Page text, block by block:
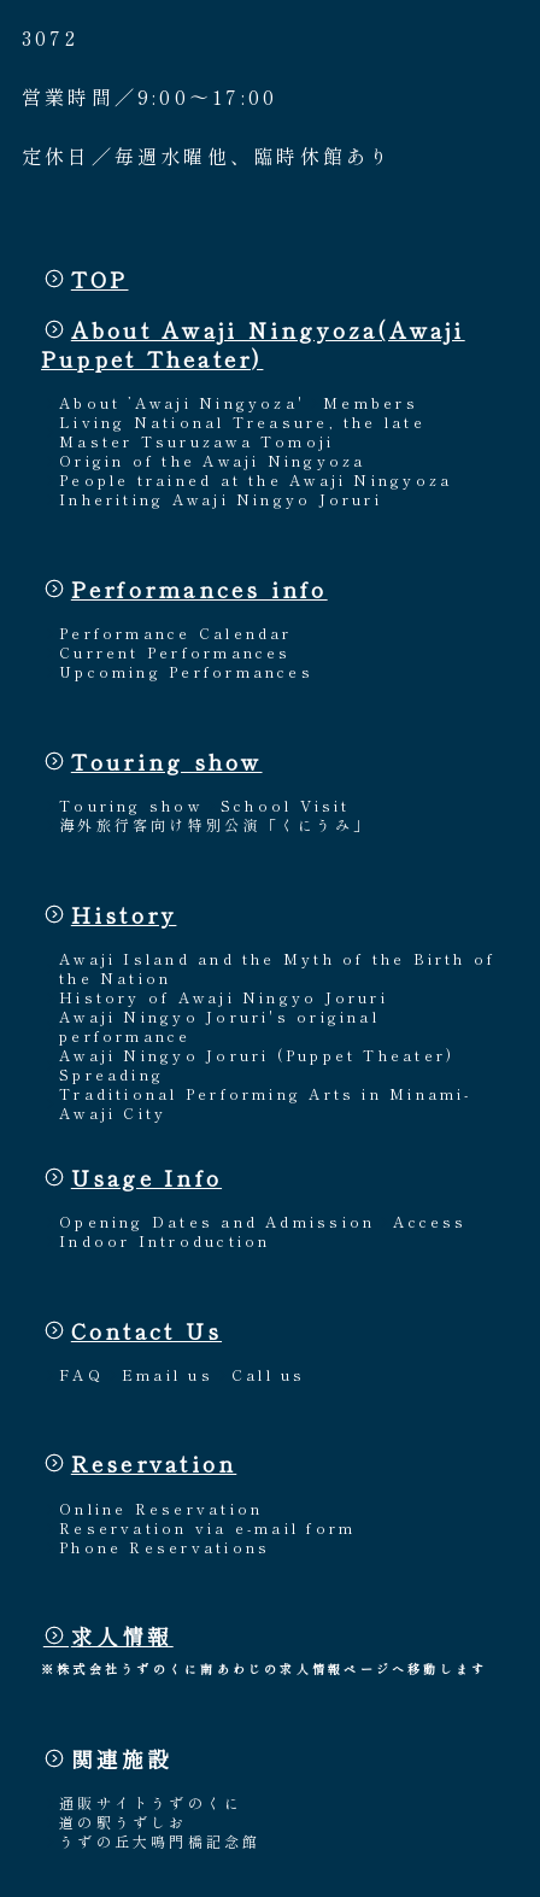
3072
営業時間／9:00〜17:00
定休日／毎週水曜他、臨時休館あり
TOP
About Awaji Ningyoza(Awaji
Puppet Theater)
About ’Awaji Ningyoza'
Members
Living National Treasure, the late
Master Tsuruzawa Tomoji
Origin of the Awaji Ningyoza
People trained at the Awaji Ningyoza
Inheriting Awaji Ningyo Joruri
Performances info
Performance Calendar
Current Performances
Upcoming Performances
Touring show
Touring show
School Visit
海外旅行客向け特別公演「くにうみ」
History
Awaji Island and the Myth of the Birth of
the Nation
History of Awaji Ningyo Joruri
Awaji Ningyo Joruri's original
performance
Awaji Ningyo Joruri (Puppet Theater)
Spreading
Traditional Performing Arts in Minami-
Awaji City
Usage Info
Opening Dates and Admission
Access
Indoor Introduction
Contact Us
FAQ Email us Call us
Reservation
Online Reservation
Reservation via e-mail form
Phone Reservations
求人情報
※株式会社うずのくに南あわじの求人情報ページへ移動します
関連施設
通販サイトうずのくに
道の駅うずしお
うずの丘大鳴門橋記念館